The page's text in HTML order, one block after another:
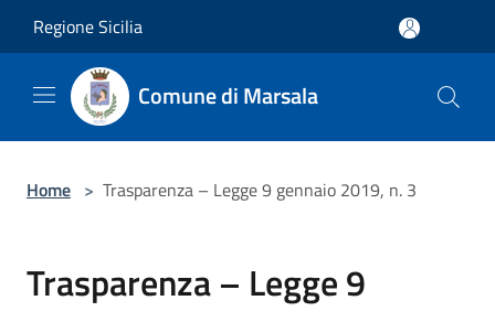
Regione Sicilia
Comune di Marsala
Home > Trasparenza – Legge 9 gennaio 2019, n. 3
Trasparenza – Legge 9